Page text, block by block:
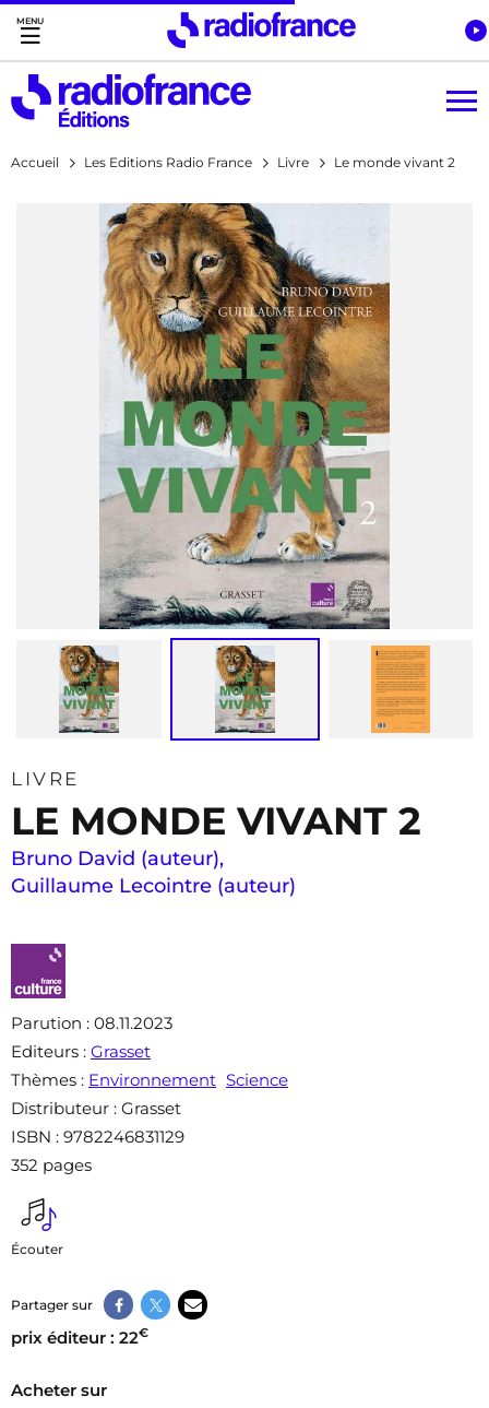
Accès direct :
Menu principal
Contenu
Accueil Les Editions Radio France Livre Le monde vivant 2
LIVRE
LE MONDE VIVANT 2
Bruno David (auteur),
Guillaume Lecointre (auteur)
Parution : 08.11.2023
Editeurs : Grasset
Thèmes : Environnement Science
Distributeur : Grasset
ISBN : 9782246831129
352 pages
Écouter
Partager sur
prix éditeur : 22€
Acheter sur